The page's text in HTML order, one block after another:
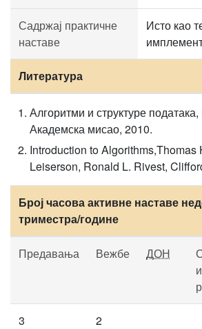
Садржај практичне
наставе
Исто као
Литература
Алгоритми и структуре
Академска мисао, 2010.
Introduction to Algorithms,Thomas
Leiserson, Ronald L. Rivest,
Број часова активне наставе
триместра/године
Предавања Вежбе ДОН
3 2